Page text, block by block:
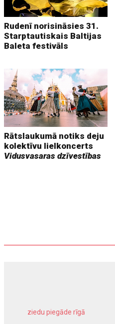
Rudenī norisināsies 31.
Starptautiskais Baltijas
Baleta festivāls
Rātslaukumā notiks deju
kolektīvu lielkoncerts
Vidusvasaras dzīvestības
ziedu piegāde rīgā